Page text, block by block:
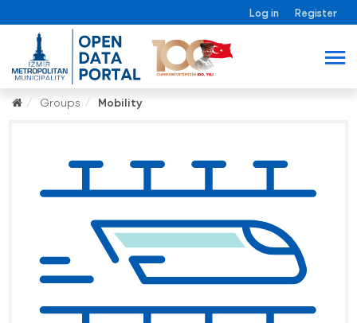
Log in Register
Groups Mobility